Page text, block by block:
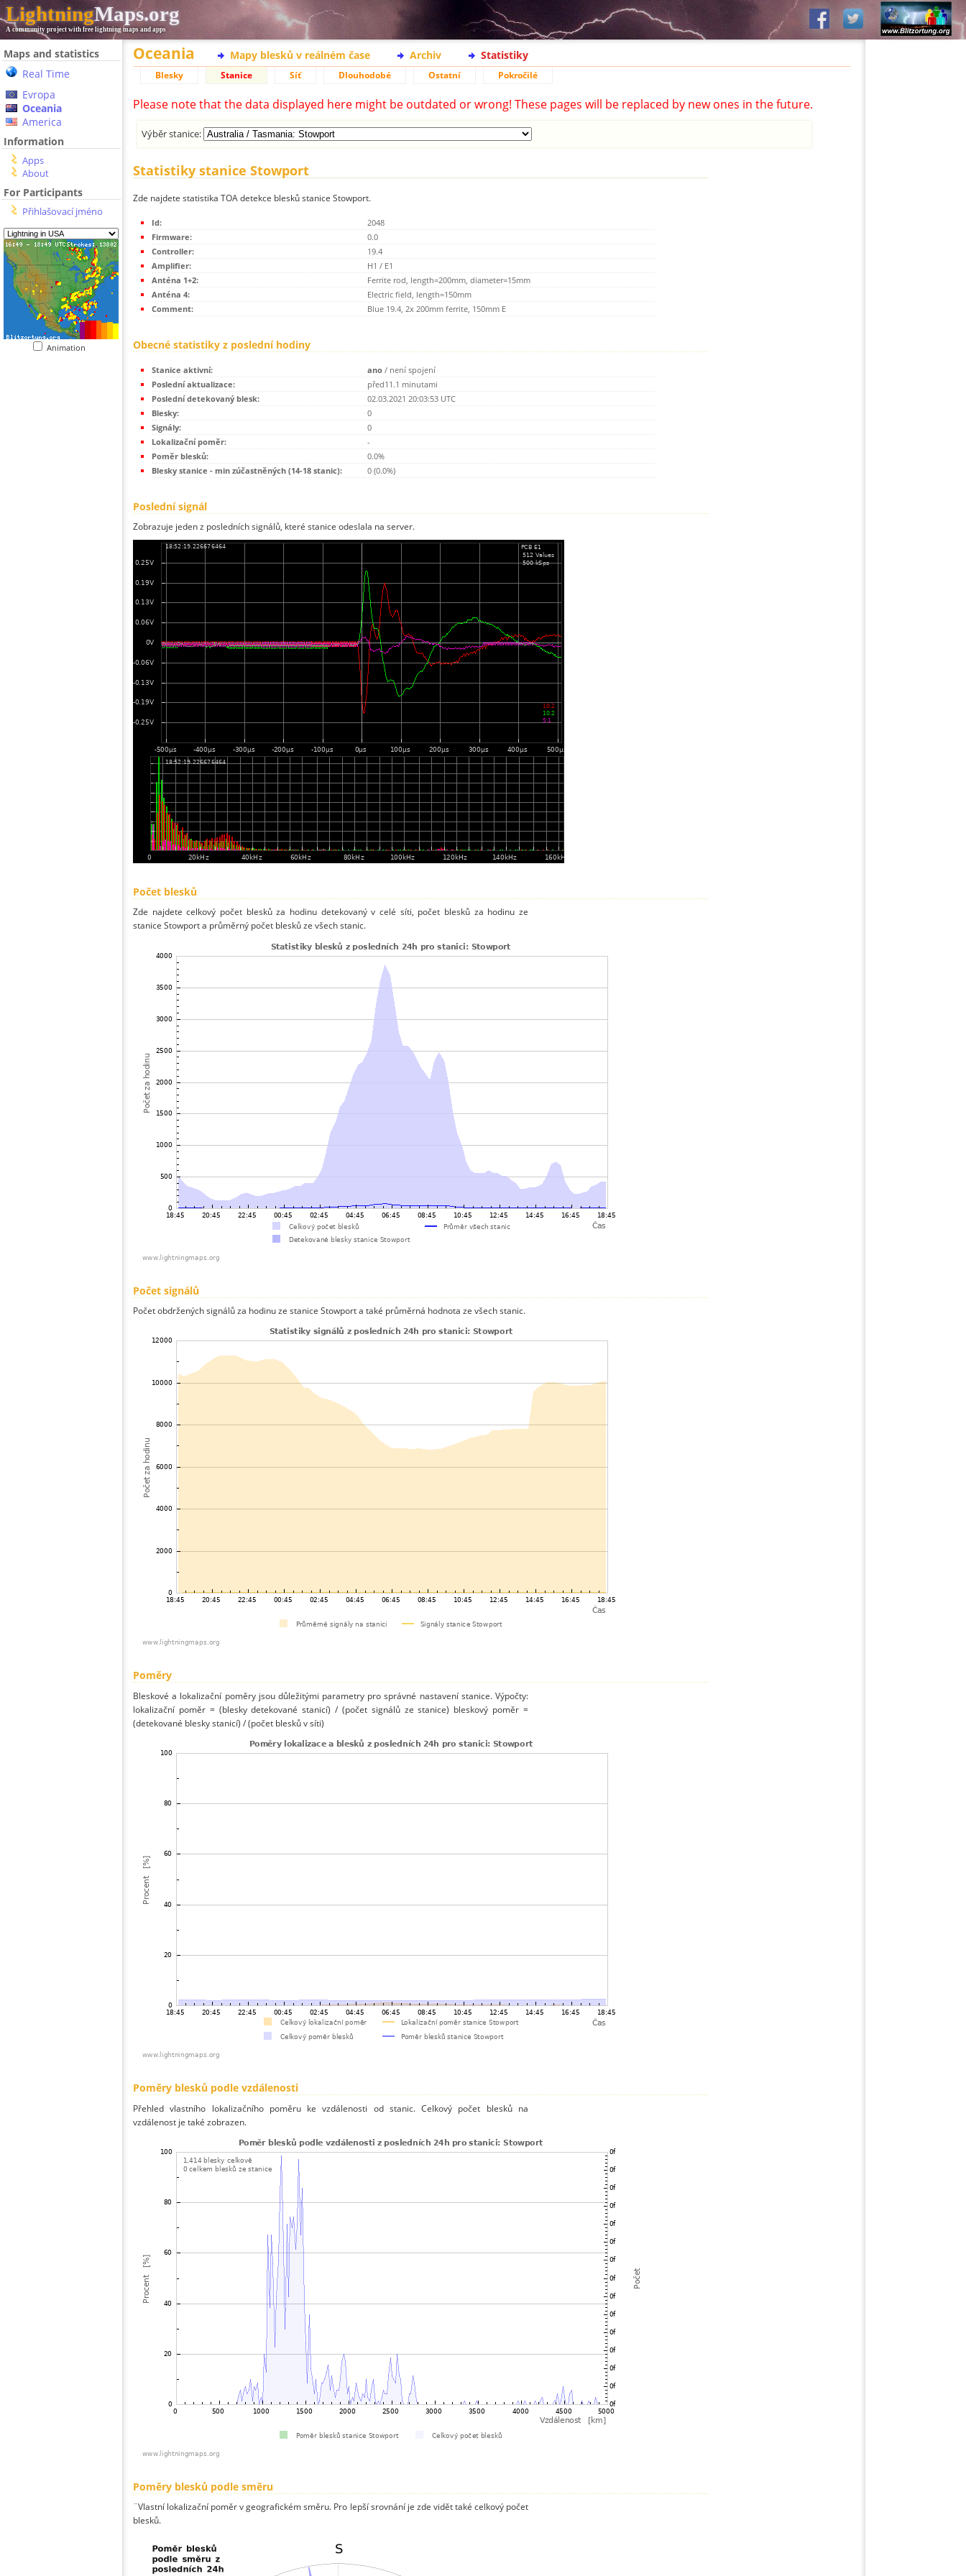
LightningMaps.org
A community project with free lightning maps and apps
Maps and statistics
Real Time
Evropa
Oceania
America
Information
Apps
About
For Participants
Přihlašovací jméno
Animation
Oceania Mapy blesků v reálném čase Archiv Statistiky
Blesky Stanice Síť Dlouhodobé Ostatní Pokročilé
Please note that the data displayed here might be outdated or wrong! These pages will be replaced by new ones in the future.
Výběr stanice:
Statistiky stanice Stowport
Zde najdete statistika TOA detekce blesků stanice Stowport.
Id:
2048
Firmware:
0.0
Controller:
19.4
Amplifier:
H1 / E1
Anténa 1+2:
Ferrite rod, length=200mm, diameter=15mm
Anténa 4:
Electric field, length=150mm
Comment:
Blue 19.4, 2x 200mm ferrite, 150mm E
Obecné statistiky z poslední hodiny
Stanice aktivní: ano / není spojení
Poslední aktualizace:
před11.1 minutami
Poslední detekovaný blesk:
02.03.2021 20:03:53 UTC
Blesky:
0
Signály:
0
Lokalizační poměr:
-
Poměr blesků:
0.0%
Blesky stanice - min zúčastněných (14-18 stanic):
0 (0.0%)
Poslední signál
Zobrazuje jeden z posledních signálů, které stanice odeslala na server.
Počet blesků
Zde najdete celkový počet blesků za hodinu detekovaný v celé síti, počet blesků za hodinu ze
stanice Stowport a průměrný počet blesků ze všech stanic.
Počet signálů
Počet obdržených signálů za hodinu ze stanice Stowport a také průměrná hodnota ze všech stanic.
Poměry
Bleskové a lokalizační poměry jsou důležitými parametry pro správné nastavení stanice. Výpočty:
lokalizační poměr = (blesky detekované stanicí) / (počet signálů ze stanice) bleskový poměr =
(detekované blesky stanicí) / (počet blesků v síti)
Poměry blesků podle vzdálenosti
Přehled vlastního lokalizačního poměru ke vzdálenosti od stanic. Celkový počet blesků na
vzdálenost je také zobrazen.
Poměry blesků podle směru
¨Vlastní lokalizační poměr v geografickém směru. Pro lepší srovnání je zde vidět také celkový počet
blesků.